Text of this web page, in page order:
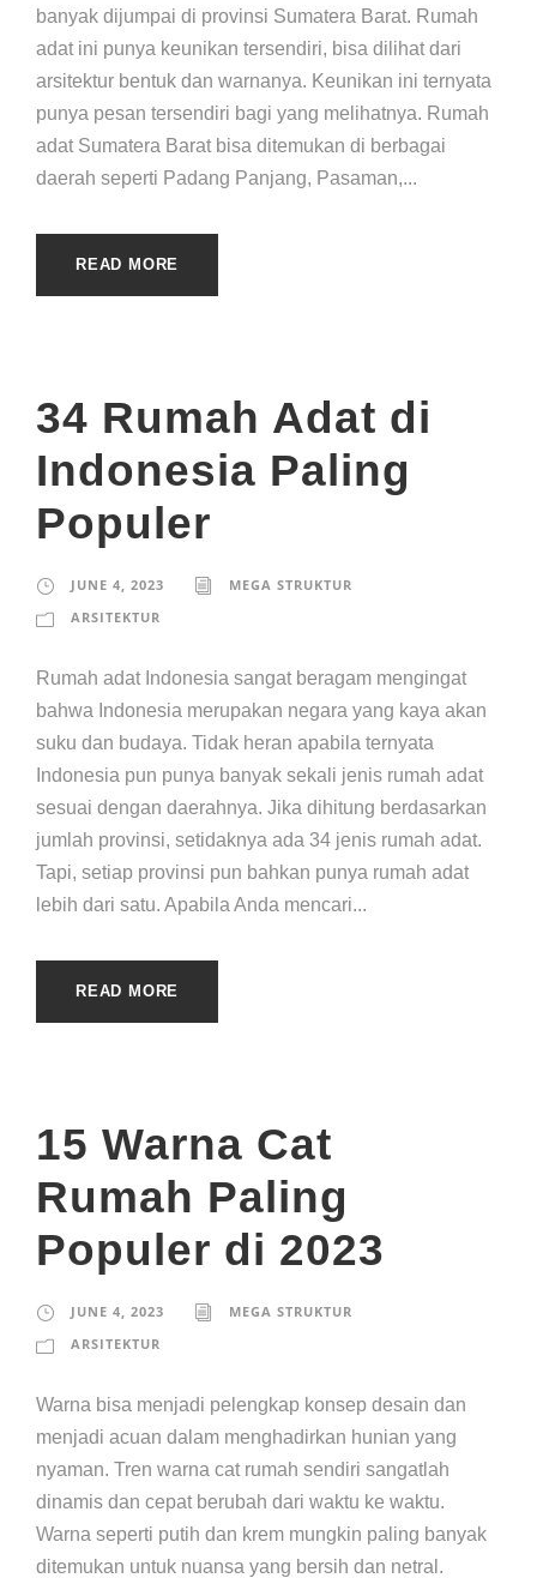
banyak dijumpai di provinsi Sumatera Barat. Rumah
adat ini punya keunikan tersendiri, bisa dilihat dari
arsitektur bentuk dan warnanya. Keunikan ini ternyata
punya pesan tersendiri bagi yang melihatnya. Rumah
adat Sumatera Barat bisa ditemukan di berbagai
daerah seperti Padang Panjang, Pasaman,...
READ MORE
34 Rumah Adat di
Indonesia Paling
Populer
JUNE 4, 2023
MEGA STRUKTUR
ARSITEKTUR
Rumah adat Indonesia sangat beragam mengingat
bahwa Indonesia merupakan negara yang kaya akan
suku dan budaya. Tidak heran apabila ternyata
Indonesia pun punya banyak sekali jenis rumah adat
sesuai dengan daerahnya. Jika dihitung berdasarkan
jumlah provinsi, setidaknya ada 34 jenis rumah adat.
Tapi, setiap provinsi pun bahkan punya rumah adat
lebih dari satu. Apabila Anda mencari...
READ MORE
15 Warna Cat
Rumah Paling
Populer di 2023
JUNE 4, 2023
MEGA STRUKTUR
ARSITEKTUR
Warna bisa menjadi pelengkap konsep desain dan
menjadi acuan dalam menghadirkan hunian yang
nyaman. Tren warna cat rumah sendiri sangatlah
dinamis dan cepat berubah dari waktu ke waktu.
Warna seperti putih dan krem mungkin paling banyak
ditemukan untuk nuansa yang bersih dan netral.